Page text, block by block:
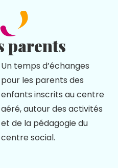
parents
Un temps d’échanges
pour les parents des
enfants inscrits au centre
aéré, autour des activités
et de la pédagogie du
centre social.